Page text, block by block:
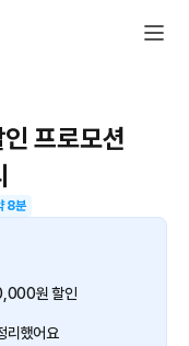
프로모션
8분
원 할인
리했어요